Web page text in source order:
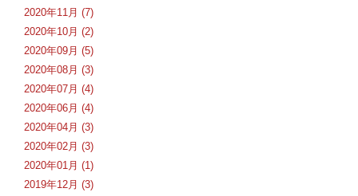
2020年11月 (7)
2020年10月 (2)
2020年09月 (5)
2020年08月 (3)
2020年07月 (4)
2020年06月 (4)
2020年04月 (3)
2020年02月 (3)
2020年01月 (1)
2019年12月 (3)